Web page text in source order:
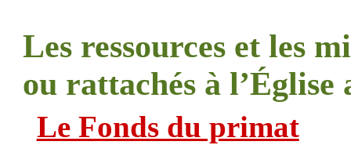
Les ressources et les
ou rattachés à l’Église
Le Fonds du primat